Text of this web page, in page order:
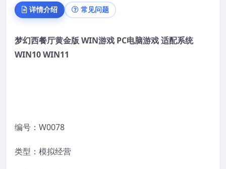
详情介绍 常见问题
梦幻西餐厅黄金版 WIN游戏 PC电脑游戏适配系统
WIN10 WIN11
编号：W0078
类型：模拟经营